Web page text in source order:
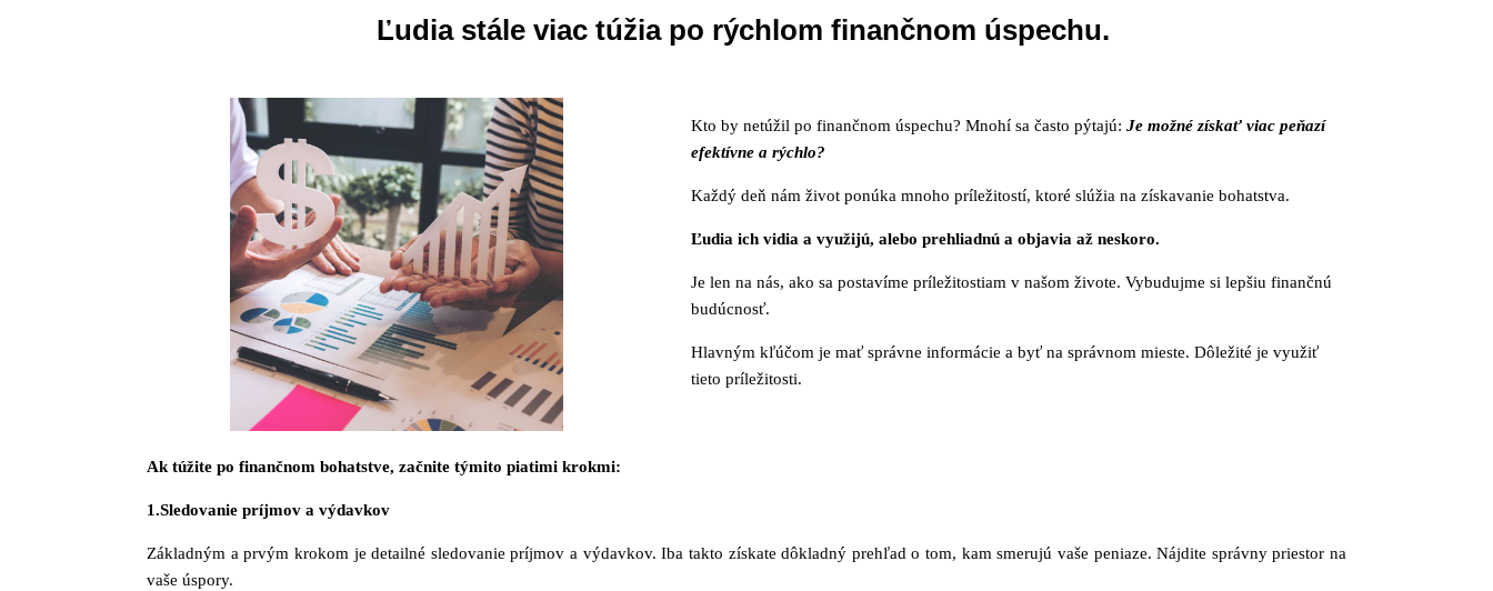
Ľudia stále viac túžia po rýchlom finančnom úspechu.
Kto by netúžil po finančnom úspechu? Mnohí sa často pýtajú:Je možné získať viac peňazí
efektívne a rýchlo?
Každý deň nám život ponúka mnoho príležitostí, ktoré slúžia na získavanie bohatstva.
Ľudia ich vidia a využijú, alebo prehliadnú a objavia až neskoro.
Je len na nás, ako sa postavíme príležitostiam v našom živote. Vybudujme si lepšiu finančnú
budúcnosť.
Hlavným kľúčom je mať správne informácie a byť na správnom mieste. Dôležité je využiť
tieto príležitosti.
Ak túžite po finančnom bohatstve, začnite týmito piatimi krokmi:
1.Sledovanie príjmov a výdavkov
Základným a prvým krokom je detailné sledovanie príjmov a výdavkov. Iba takto získate dôkladný prehľad o tom, kam smerujú vaše peniaze. Nájdite správny priestor na
vaše úspory.